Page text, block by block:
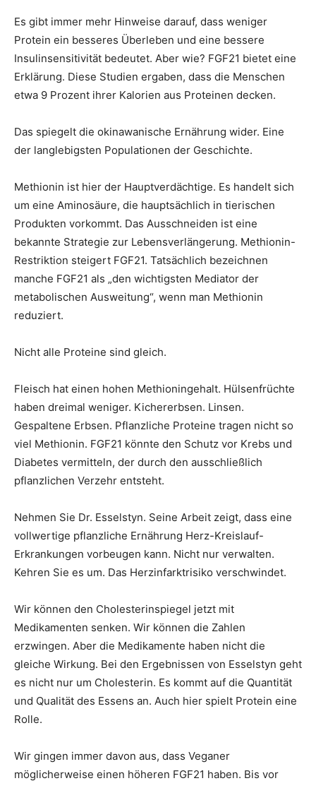
Es gibt immer mehr Hinweise darauf, dass weniger
Protein ein besseres Überleben und eine bessere
Insulinsensitivität bedeutet. Aber wie? FGF21 bietet eine
Erklärung. Diese Studien ergaben, dass die Menschen
etwa 9 Prozent ihrer Kalorien aus Proteinen decken.
Das spiegelt die okinawanische Ernährung wider. Eine
der langlebigsten Populationen der Geschichte.
Methionin ist hier der Hauptverdächtige. Es handelt sich
um eine Aminosäure, die hauptsächlich in tierischen
Produkten vorkommt. Das Ausschneiden ist eine
bekannte Strategie zur Lebensverlängerung. Methionin-
Restriktion steigert FGF21. Tatsächlich bezeichnen
manche FGF21 als „den wichtigsten Mediator der
metabolischen Ausweitung“, wenn man Methionin
reduziert.
Nicht alle Proteine ​​sind gleich.
Fleisch hat einen hohen Methioningehalt. Hülsenfrüchte
haben dreimal weniger. Kichererbsen. Linsen.
Gespaltene Erbsen. Pflanzliche Proteine ​​tragen nicht so
viel Methionin. FGF21 könnte den Schutz vor Krebs und
Diabetes vermitteln, der durch den ausschließlich
pflanzlichen Verzehr entsteht.
Nehmen Sie Dr. Esselstyn. Seine Arbeit zeigt, dass eine
vollwertige pflanzliche Ernährung Herz-Kreislauf-
Erkrankungen vorbeugen kann. Nicht nur verwalten.
Kehren Sie es um. Das Herzinfarktrisiko verschwindet.
Wir können den Cholesterinspiegel jetzt mit
Medikamenten senken. Wir können die Zahlen
erzwingen. Aber die Medikamente haben nicht die
gleiche Wirkung. Bei den Ergebnissen von Esselstyn geht
es nicht nur um Cholesterin. Es kommt auf die Quantität
und Qualität des Essens an. Auch hier spielt Protein eine
Rolle.
Wir gingen immer davon aus, dass Veganer
möglicherweise einen höheren FGF21 haben. Bis vor